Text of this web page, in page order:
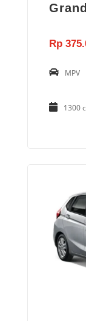
Rp
MPV
1300